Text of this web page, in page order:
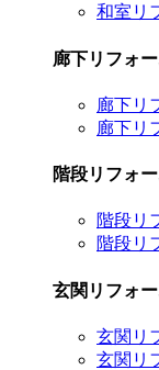
和室リ
廊下リフォ
廊下リ
廊下リ
階段リフォ
階段リ
階段リ
玄関リフォ
玄関リ
玄関リ